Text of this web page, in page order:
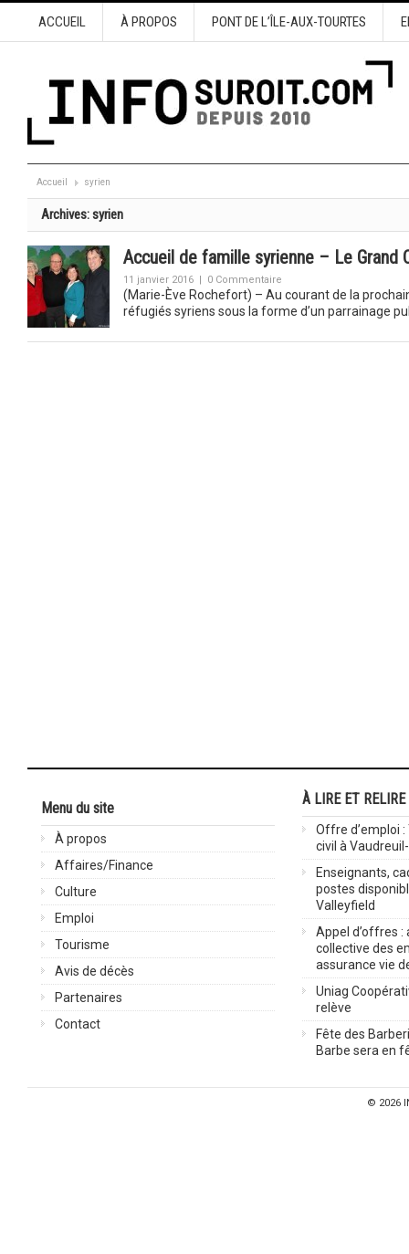
ACCUEIL À PROPOS PONT DE L’ÎLE-AUX-TOURTES
Accueil syrien
Archives:syrien
Accueil de famille syrienne – Le Grand
11 janvier 2016 | 0 Commentaire
(Marie-Ève Rochefort) – Au courant de la
réfugiés syriens sous la forme d’un parrainage
Menu du site
À propos
Affaires/Finance
Culture
Emploi
Tourisme
Avis de décès
Partenaires
Contact
À LIRE ET RELIRE
Offre d’emploi
civil à
Enseignants,
postes
Valleyfield
Appel d’offres :
collective des
assurance vie
Uniag
relève
Fête des
Barbe sera en
© 2026